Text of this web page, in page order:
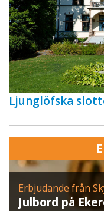
Ljunglöfska
Erbjudande från
Julbord på